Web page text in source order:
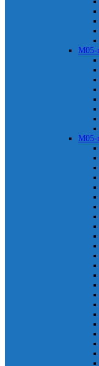
M05-
M05-